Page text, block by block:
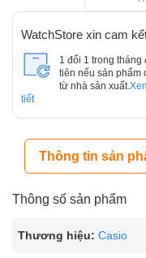
WatchStore xin cam
1 đổi 1 trong tháng
tiên nếu sản phẩm
từ nhà sản xuất.
tiết
Thông tin sản
Thông số sản phẩm
Thương hiệu: Casio